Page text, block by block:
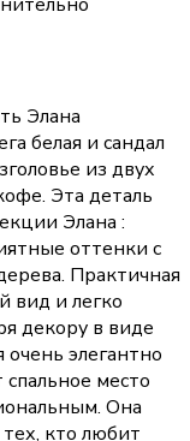
Элана
белая и сандал
из двух
Эта деталь
Элана :
оттенки с
Практичная
вид и легко
декору в виде
элегантно
место
Она
кто любит